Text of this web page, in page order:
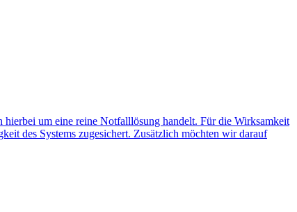
um eine reine Notfalllösung handelt. Für die Wirksamkeit
des Systems zugesichert. Zusätzlich möchten wir darauf